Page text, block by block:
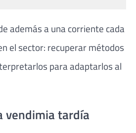
además a una corriente cada
el sector: recuperar métodos
para adaptarlos al
vendimia tardía